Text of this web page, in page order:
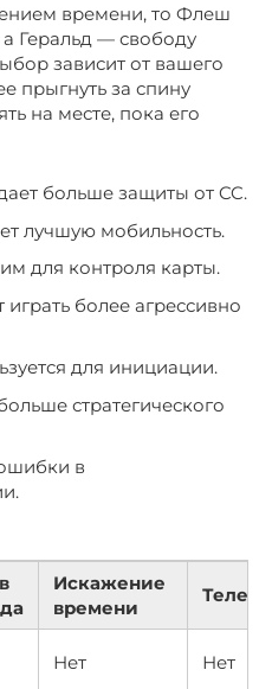
времени, то Флеш
Геральд — свободу
зависит от вашего
прыгнуть за спину
на месте, пока его
больше защиты от CC.
лучшую мобильность.
для контроля карты.
играть более агрессивно
для инициации.
стратегического
в
Искажение
времени
Нет Нет